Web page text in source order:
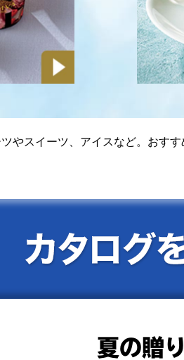
やスイーツ、アイスなど。おす
夏の贈